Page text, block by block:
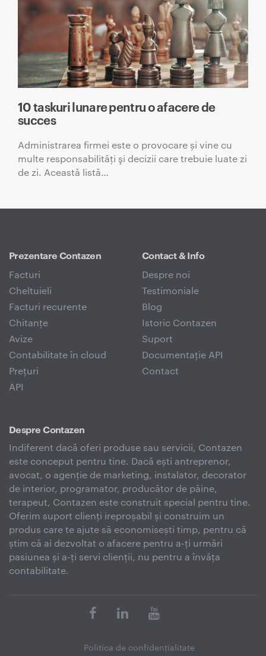
10 taskuri lunare pentru o afacere de
succes
Administrarea firmei este o provocare și vine cu
multe responsabilităţi şi decizii care trebuie luate zi
de zi. Această listă…
Prezentare Contazen
Facturi
Cheltuieli
Facturi recurente
Chitanțe
Avize
Contabilitate în cloud
Prețuri
API
Contact & Info
Despre noi
Testimoniale
Blog
Istoric Contazen
Suport
Documentație API
Contact
Despre Contazen
Indiferent dacă oferi produse sau servicii, Contazen
este conceput pentru tine. Dacă ești antreprenor,
avocat, o agenție de marketing, instalator, decorator
de interior, programator, producător de pâine,
terapeut, Contazen este construit special pentru tine.
Oferim suport clienți ireproșabil și construim un
produs care te ajute să economisești timp, pentru că
știm că ai dezvoltat o afacere pentru a-ți urmări
pasiunea și a-ți servi clienții, nu pentru a învăța
contabilitate.
Politica de confidenţialitate